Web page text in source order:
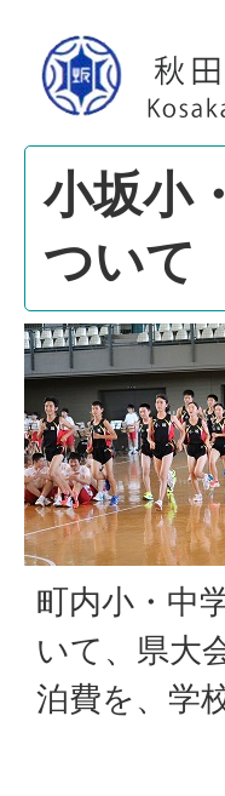
小坂小
ついて
町内小・中
いて、県大
泊費を、学